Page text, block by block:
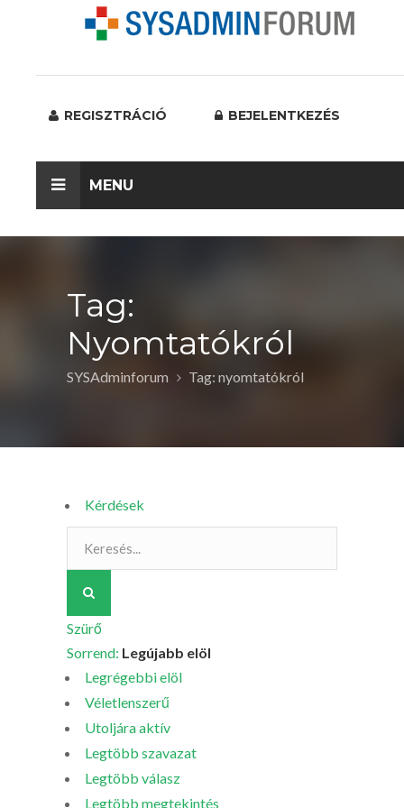
REGISZTRÁCIÓ BEJELENTKEZÉS
MENU
Tag:
Nyomtatókról
SYSAdminforum Tag: nyomtatókról
Kérdések
Szürő
Sorrend: Legújabb elöl
Legrégebbi elöl
Véletlenszerű
Utoljára aktív
Legtöbb szavazat
Legtöbb válasz
Legtöbb megtekintés